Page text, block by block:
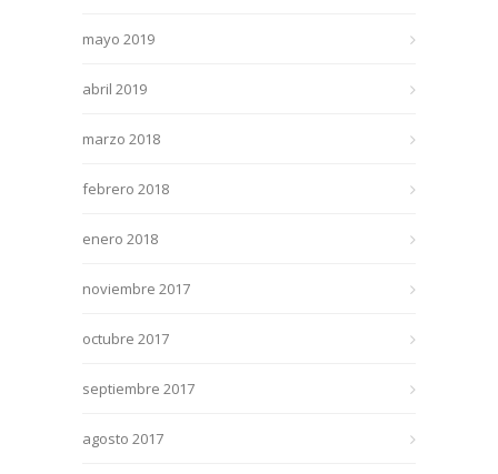
mayo 2019
abril 2019
marzo 2018
febrero 2018
enero 2018
noviembre 2017
octubre 2017
septiembre 2017
agosto 2017